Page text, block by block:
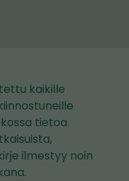
kaikille
tietoa
ilmestyy noin